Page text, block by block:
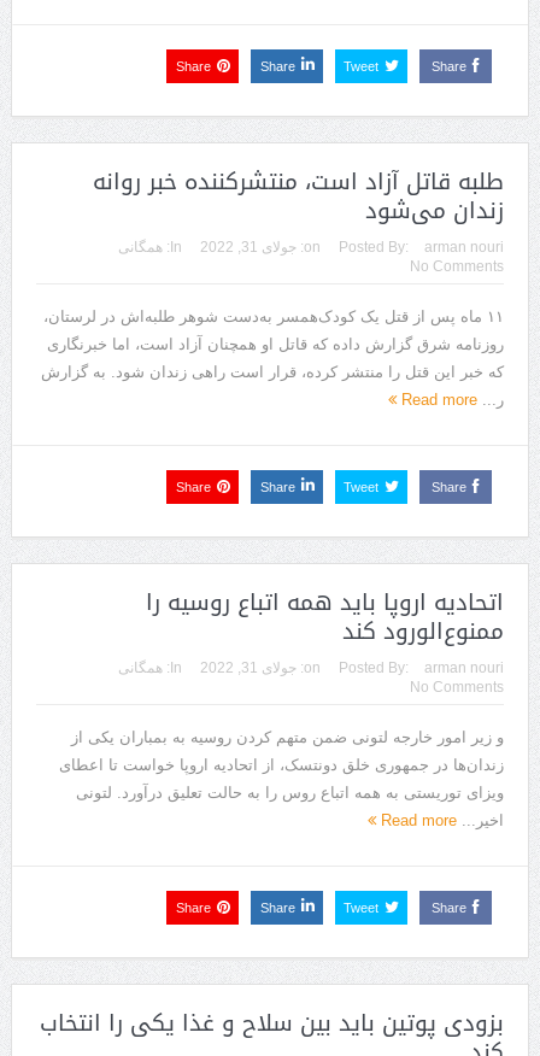
Share
Tweet
Share
Share
طلبه قاتل آزاد است، منتشرکننده خبر روانه
زندان می‌شود
Posted By: arman nouri
on: جولای 31, 2022 In:
همگانی
No Comments
۱۱ ماه پس از قتل یک کودک‌همسر به‌دست شوهر طلبه‌اش در لرستان،
روزنامه شرق گزارش داده که قاتل او همچنان آزاد است، اما خبرنگاری
که خبر این قتل را منتشر کرده، قرار است راهی زندان شود. به گزارش
ر... Read more
Share
Tweet
Share
Share
اتحادیه اروپا باید همه اتباع روسیه را
ممنوع‌الورود کند
Posted By: arman nouri
on: جولای 31, 2022 In:
همگانی
No Comments
و زیر امور خارجه لتونی ضمن متهم کردن روسیه به بمباران یکی از
زندان‌ها در جمهوری خلق دونتسک، از اتحادیه اروپا خواست تا اعطای
ویزای توریستی به همه اتباع روس را به حالت تعلیق درآورد. لتونی
اخیر... Read more
Share
Tweet
Share
Share
بزودی پوتین باید بین سلاح و غذا یکی را انتخاب